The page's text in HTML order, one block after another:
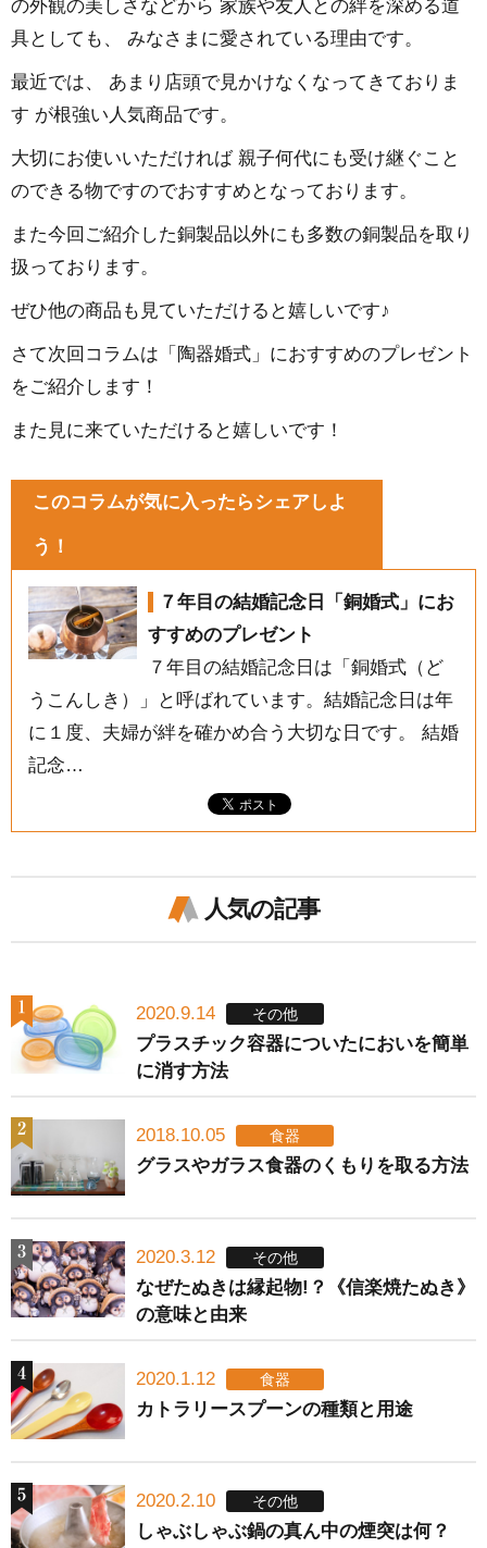
の外観の美しさなどから 家族や友人との絆を深める道
具としても、 みなさまに愛されている理由です。
最近では、 あまり店頭で見かけなくなってきておりま
す が根強い人気商品です。
大切にお使いいただければ 親子何代にも受け継ぐこと
のできる物ですのでおすすめとなっております。
また今回ご紹介した銅製品以外にも多数の銅製品を取り
扱っております。
ぜひ他の商品も見ていただけると嬉しいです♪
さて次回コラムは「陶器婚式」におすすめのプレゼント
をご紹介します！
また見に来ていただけると嬉しいです！
このコラムが気に入ったらシェアしよ
う！
７年目の結婚記念日「銅婚式」にお
すすめのプレゼント
７年目の結婚記念日は「銅婚式（ど
うこんしき）」と呼ばれています。結婚記念日は年
に１度、夫婦が絆を確かめ合う大切な日です。 結婚
記念…
人気の記事
2020.9.14 その他
プラスチック容器についたにおいを簡単
に消す方法
2018.10.05 食器
グラスやガラス食器のくもりを取る方法
2020.3.12 その他
なぜたぬきは縁起物!？《信楽焼たぬき》
の意味と由来
2020.1.12 食器
カトラリースプーンの種類と用途
2020.2.10 その他
しゃぶしゃぶ鍋の真ん中の煙突は何？